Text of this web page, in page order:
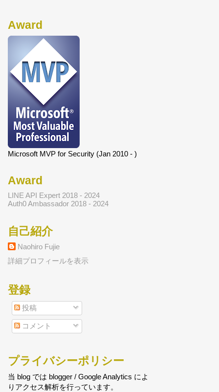
Award
Microsoft MVP for Security (Jan 2010 - )
Award
LINE API Expert 2018 - 2024
Auth0 Ambassador 2018 - 2024
自己紹介
Naohiro Fujie
詳細プロフィールを表示
登録
投稿
コメント
プライバシーポリシー
当 blog では blogger / Google Analytics によ
りアクセス解析を行っています。